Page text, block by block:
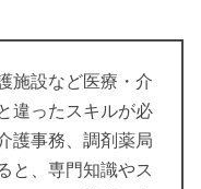
施設など医療・介
違ったスキルが必
護事務、調剤薬局
と、専門知識やス